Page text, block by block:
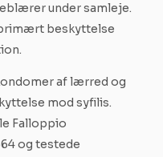
under samleje.
beskyttelse
af lærred og
mod syfilis.
Falloppio
og testede